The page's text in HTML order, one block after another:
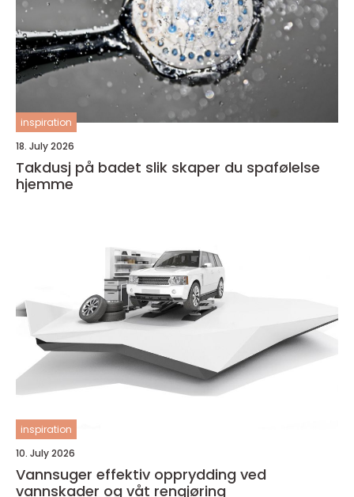
inspiration
18. July 2026
Takdusj på badet slik skaper du spafølelse
hjemme
inspiration
10. July 2026
Vannsuger effektiv opprydding ved
vannskader og våt rengjøring